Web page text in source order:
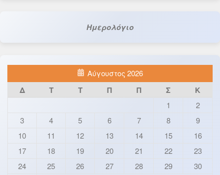
Ημερολόγιο
Αύγουστος 2026
Δ Τ Τ Π Π Σ Κ
1
2
3
4 5 6 7 8
9
10
11 12 13 14 15
16
17
18 19 20 21 22
23
24
25 26 27 28 29
30